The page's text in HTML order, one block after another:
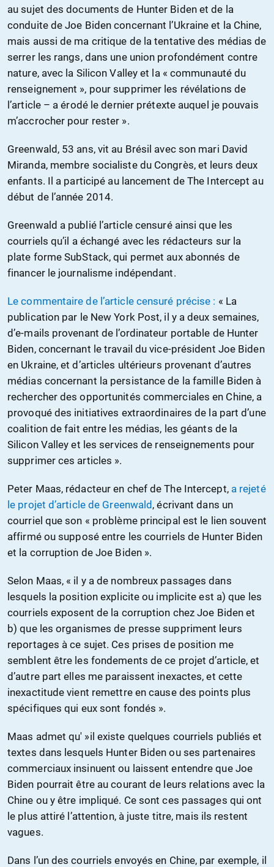
au sujet des documents de Hunter Biden et de la
conduite de Joe Biden concernant l’Ukraine et la Chine,
mais aussi de ma critique de la tentative des médias de
serrer les rangs, dans une union profondément contre
nature, avec la Silicon Valley et la « communauté du
renseignement », pour supprimer les révélations de
l’article – a érodé le dernier prétexte auquel je pouvais
m’accrocher pour rester ».
Greenwald, 53 ans, vit au Brésil avec son mari David
Miranda, membre socialiste du Congrès, et leurs deux
enfants. Il a participé au lancement de The Intercept au
début de l’année 2014.
Greenwald a publié l’article censuré ainsi que les
courriels qu’il a échangé avec les rédacteurs sur la
plate forme SubStack, qui permet aux abonnés de
financer le journalisme indépendant.
Le commentaire de l’article censuré précise : « La
publication par le New York Post, il y a deux semaines,
d’e-mails provenant de l’ordinateur portable de Hunter
Biden, concernant le travail du vice-président Joe Biden
en Ukraine, et d’articles ultérieurs provenant d’autres
médias concernant la persistance de la famille Biden à
rechercher des opportunités commerciales en Chine, a
provoqué des initiatives extraordinaires de la part d’une
coalition de fait entre les médias, les géants de la
Silicon Valley et les services de renseignements pour
supprimer ces articles ».
Peter Maas, rédacteur en chef de The Intercept, a rejeté
le projet d’article de Greenwald , écrivant dans un
courriel que son « problème principal est le lien souvent
affirmé ou supposé entre les courriels de Hunter Biden
et la corruption de Joe Biden ».
Selon Maas, « il y a de nombreux passages dans
lesquels la position explicite ou implicite est a) que les
courriels exposent de la corruption chez Joe Biden et
b) que les organismes de presse suppriment leurs
reportages à ce sujet. Ces prises de position me
semblent être les fondements de ce projet d’article, et
d’autre part elles me paraissent inexactes, et cette
inexactitude vient remettre en cause des points plus
spécifiques qui eux sont fondés ».
Maas admet qu' »il existe quelques courriels publiés et
textes dans lesquels Hunter Biden ou ses partenaires
commerciaux insinuent ou laissent entendre que Joe
Biden pourrait être au courant de leurs relations avec la
Chine ou y être impliqué. Ce sont ces passages qui ont
le plus attiré l’attention, à juste titre, mais ils restent
vagues.
Dans l’un des courriels envoyés en Chine, par exemple, il